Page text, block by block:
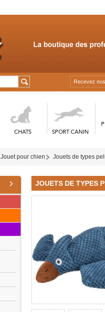
Recevez
CHATS SPORT CANIN
Jouet pour chien Jouets de types
JOUETS DE TYPES